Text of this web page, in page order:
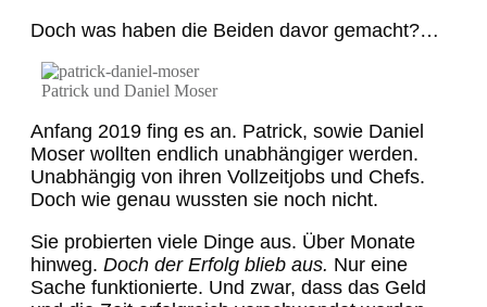
Doch was haben die Beiden davor gemacht?…
Patrick und Daniel Moser
Anfang 2019 fing es an. Patrick, sowie Daniel
Moser wollten endlich unabhängiger werden.
Unabhängig von ihren Vollzeitjobs und Chefs.
Doch wie genau wussten sie noch nicht.
Sie probierten viele Dinge aus. Über Monate
hinweg. Doch der Erfolg blieb aus. Nur eine
Sache funktionierte. Und zwar, dass das Geld